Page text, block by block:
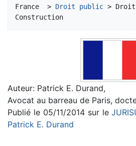
France  > Droit public >
Auteur: Patrick E. Durand,
Avocat au barreau de Paris,
Publié le 05/11/2014 sur le
Patrick E. Durand